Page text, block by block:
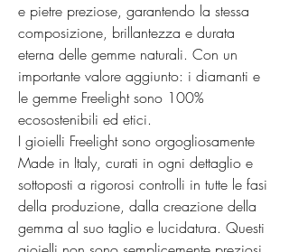
e pietre preziose, garantendo la stessa
composizione, brillantezza e durata
eterna delle gemme naturali. Con un
importante valore aggiunto: i diamanti e
le gemme Freelight sono 100%
ecosostenibili ed etici.
I gioielli Freelight sono orgogliosamente
Made in Italy, curati in ogni dettaglio e
sottoposti a rigorosi controlli in tutte le fasi
della produzione, dalla creazione della
gemma al suo taglio e lucidatura. Questi